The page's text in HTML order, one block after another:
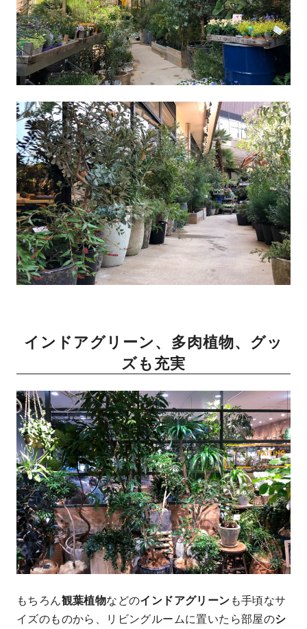
インドアグリーン、多肉植物、グッ
ズも充実
もちろん観葉植物などのインドアグリーンも手頃なサ
イズのものから、リビングルームに置いたら部屋のシ